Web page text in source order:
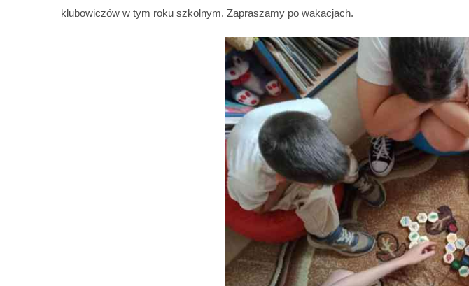
klubowiczów w tym roku szkolnym. Zapraszamy po wakacjach.